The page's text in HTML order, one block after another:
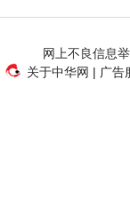
网上不良信息
关于中华网 | 广告